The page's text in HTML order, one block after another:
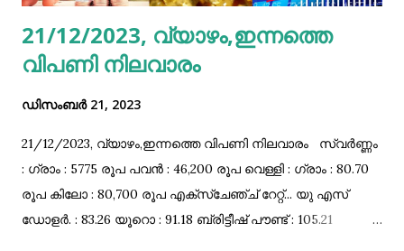
കുറേ മനുഷ്യർ. അർദ്ധ ചന്ദ്ര താരാംഗിത ഹരിത പതാക
പുതച്ച് അവരുടെ ജമാലുപ്പ എന്നേക്കുമായി ഉറങ്ങുന്നത്
നോക്കി വിങ്ങിപ്പൊട്ടിയ ആയിരങ്ങൾ.. ...
21/12/2023, വ്യാഴം,ഇന്നത്തെ
വിപണി നിലവാരം
ഡിസംബർ 21, 2023
21/12/2023, വ്യാഴം,ഇന്നത്തെ വിപണി നിലവാരം സ്വർണ്ണം
: ഗ്രാം : 5775 രൂപ പവൻ : 46,200 രൂപ വെള്ളി : ഗ്രാം : 80.70
രൂപ കിലോ : 80,700 രൂപ എക്സ്ചേഞ്ച്‌ റേറ്റ്‌... യു എസ്‌
ഡോളർ. : 83.26 യൂറൊ : 91.18 ബ്രിട്ടീഷ്‌ പൗണ്ട്‌ : 105.21